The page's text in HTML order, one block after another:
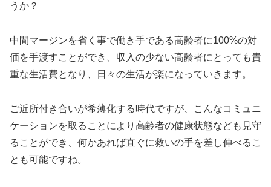
うか？
中間マージンを省く事で働き手である高齢者に100%の対
価を手渡すことができ、収入の少ない高齢者にとっても貴
重な生活費となり、日々の生活が楽になっていきます。
ご近所付き合いが希薄化する時代ですが、こんなコミュニ
ケーションを取ることにより高齢者の健康状態なども見守
ることができ、何かあれば直ぐに救いの手を差し伸べるこ
とも可能ですね。